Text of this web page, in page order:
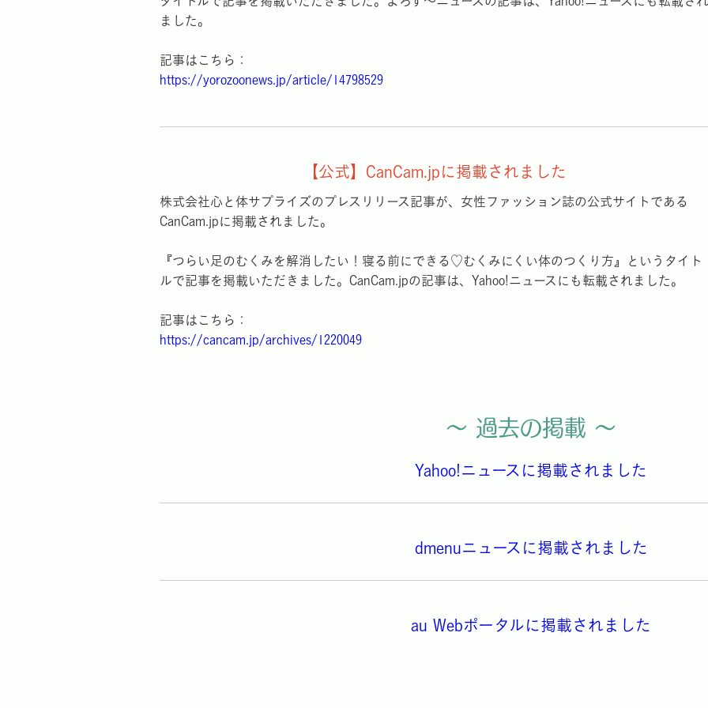
ました。
記事はこちら：
https://yorozoonews.jp/article/14798529
【公式】CanCam.jpに掲載されました
株式会社心と体サプライズのプレスリリース記事が、女性ファッション誌の公式サイトである
CanCam.jpに掲載されました。
『つらい足のむくみを解消したい！寝る前にできる♡むくみにくい体のつくり方』というタイト
ルで記事を掲載いただきました。CanCam.jpの記事は、Yahoo!ニュースにも転載されました。
記事はこちら：
https://cancam.jp/archives/1220049
～ 過去の掲載 ～
Yahoo!ニュースに掲載されました
dmenuニュースに掲載されました
au Webポータルに掲載されました